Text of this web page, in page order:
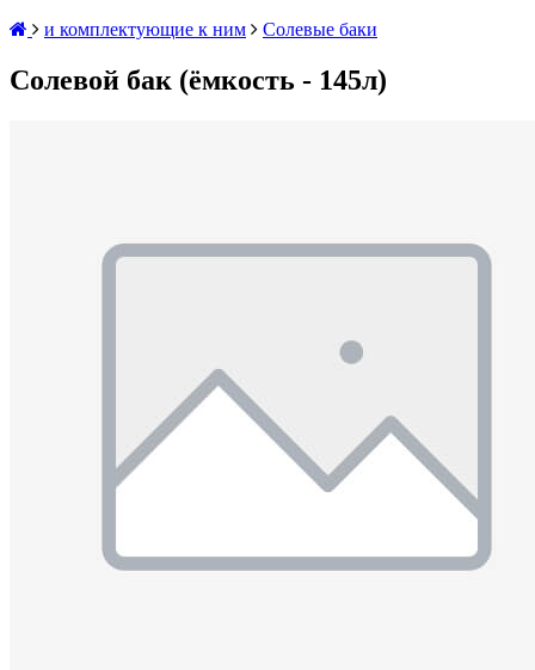
и комплектующие к ним
Солевые баки
Солевой бак (ёмкость - 145л)